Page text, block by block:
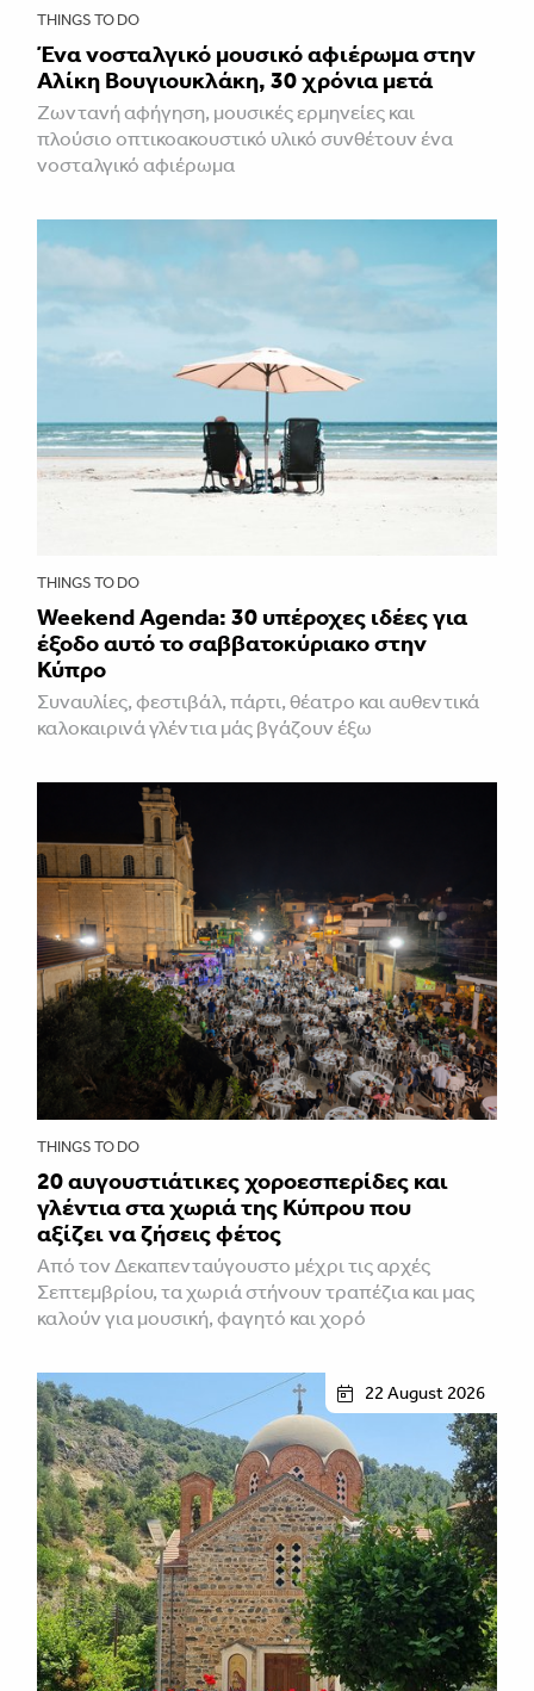
THINGS TO DO
Ένα νοσταλγικό μουσικό αφιέρωμα στην
Αλίκη Βουγιουκλάκη, 30 χρόνια μετά
Ζωντανή αφήγηση, μουσικές ερμηνείες και
πλούσιο οπτικοακουστικό υλικό συνθέτουν ένα
νοσταλγικό αφιέρωμα
THINGS TO DO
Weekend Agenda: 30 υπέροχες ιδέες για
έξοδο αυτό το σαββατοκύριακο στην
Κύπρο
Συναυλίες, φεστιβάλ, πάρτι, θέατρο και αυθεντικά
καλοκαιρινά γλέντια μάς βγάζουν έξω
THINGS TO DO
20 αυγουστιάτικες χοροεσπερίδες και
γλέντια στα χωριά της Κύπρου που
αξίζει να ζήσεις φέτος
Από τον Δεκαπενταύγουστο μέχρι τις αρχές
Σεπτεμβρίου, τα χωριά στήνουν τραπέζια και μας
καλούν για μουσική, φαγητό και χορό
22 August 2026